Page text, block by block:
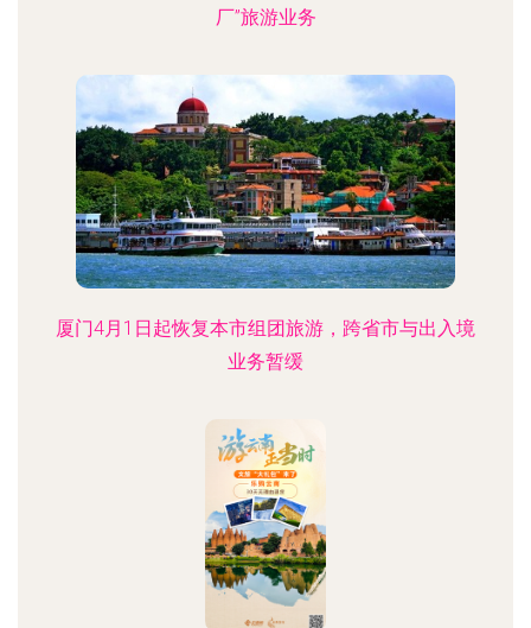
厂”旅游业务
厦门4月1日起恢复本市组团旅游，跨省市与出入境
业务暂缓